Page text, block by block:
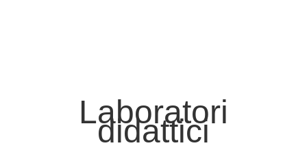
Laboratori
didattici